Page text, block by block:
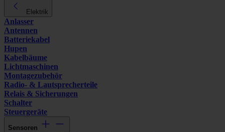
Elektrik
Anlasser
Antennen
Batteriekabel
Hupen
Kabelbäume
Lichtmaschinen
Montagezubehör
Radio- & Lautsprecherteile
Relais & Sicherungen
Schalter
Steuergeräte
Sensoren